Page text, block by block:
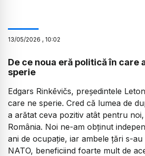
13/05/2026 , 10:02
De ce noua eră politică în care
sperie
Edgars Rinkēvičs, președintele
care ne sperie. Cred că lumea de
a arătat ceva pozitiv atât pentru
România. Noi ne-am obținut
ani de ocupație, iar ambele țări s-
NATO, beneficiind foarte mult de